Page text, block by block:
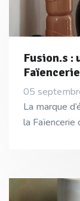
Fusion.s :
05
La marque
la Faïencerie